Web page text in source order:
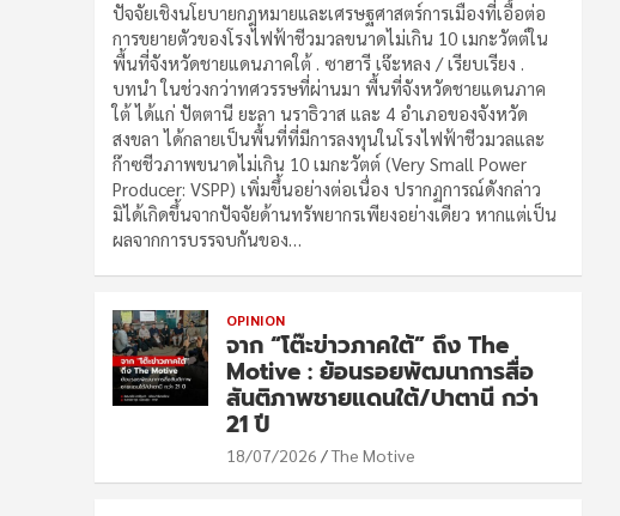
ปัจจัยเชิงนโยบายกฎหมายและเศรษฐศาสตร์การเมืองที่เอื้อต่อ
การขยายตัวของโรงไฟฟ้าชีวมวลขนาดไม่เกิน 10 เมกะวัตต์ใน
พื้นที่จังหวัดชายแดนภาคใต้ . ซาฮารี เจ๊ะหลง / เรียบเรียง .
บทนำ ในช่วงกว่าทศวรรษที่ผ่านมา พื้นที่จังหวัดชายแดนภาค
ใต้ ได้แก่ ปัตตานี ยะลา นราธิวาส และ 4 อำเภอของจังหวัด
สงขลา ได้กลายเป็นพื้นที่ที่มีการลงทุนในโรงไฟฟ้าชีวมวลและ
ก๊าซชีวภาพขนาดไม่เกิน 10 เมกะวัตต์ (Very Small Power
Producer: VSPP) เพิ่มขึ้นอย่างต่อเนื่อง ปรากฏการณ์ดังกล่าว
มิได้เกิดขึ้นจากปัจจัยด้านทรัพยากรเพียงอย่างเดียว หากแต่เป็น
ผลจากการบรรจบกันของ…
OPINION
จาก “โต๊ะข่าวภาคใต้” ถึง The
Motive : ย้อนรอยพัฒนาการสื่อ
สันติภาพชายแดนใต้/ปาตานี กว่า
21 ปี
18/07/2026 The Motive